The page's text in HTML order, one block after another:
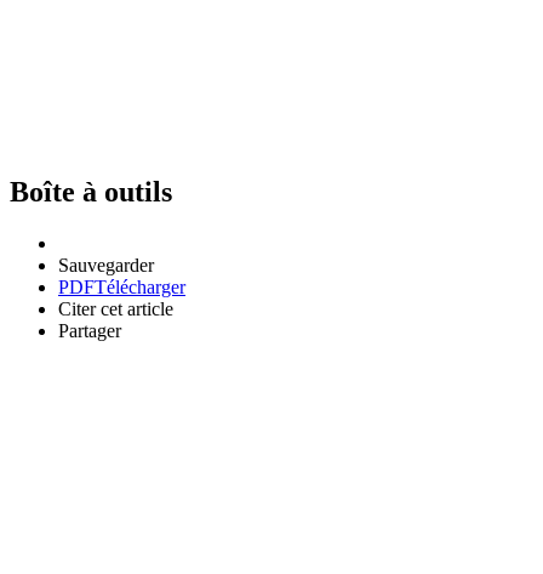
Boîte à outils
Sauvegarder
PDFTélécharger
Citer cet article
Partager